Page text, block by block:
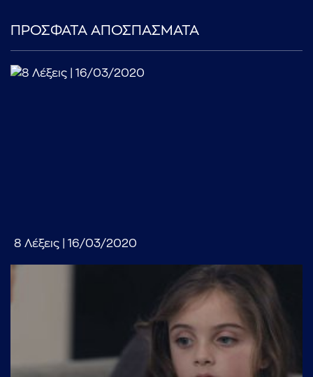
...πληκτρολογήστε κείμενο προς αναζήτηση
ΠΡΟΣΦΑΤΑ ΑΠΟΣΠΑΣΜΑΤΑ
8 Λέξεις | 16/03/2020